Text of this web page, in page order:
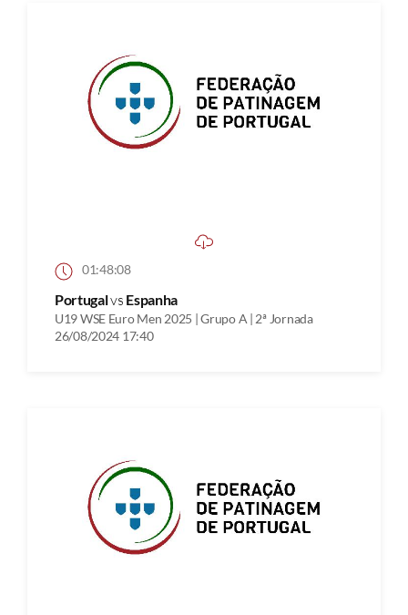
01:48:08
Portugalvs Espanha
U19 WSE Euro Men 2025 | Grupo A | 2ª Jornada
26/08/2024 17:40